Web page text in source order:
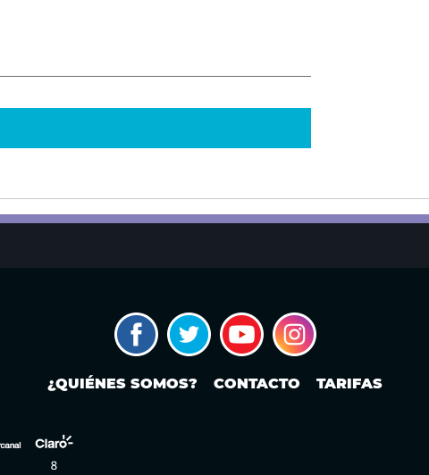
¿QUIÉNES SOMOS? CONTACTO TARIFAS